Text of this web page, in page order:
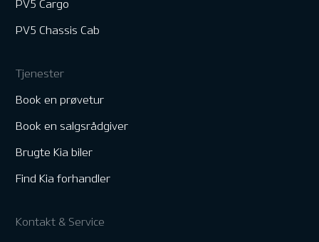
PV5 Cargo
PV5 Chassis Cab
Tjenester
Book en prøvetur
Book en salgsrådgiver
Brugte Kia biler
Find Kia forhandler
Kontakt & Service